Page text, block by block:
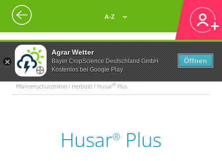
Agrar Wetter
Bayer CropScience Deutschland GmbH
Kostenlos bei Google Play
Öffnen
A-Z
Pflanzenschutzmittel / Herbizid / Husar® Plus
Husar® Plus